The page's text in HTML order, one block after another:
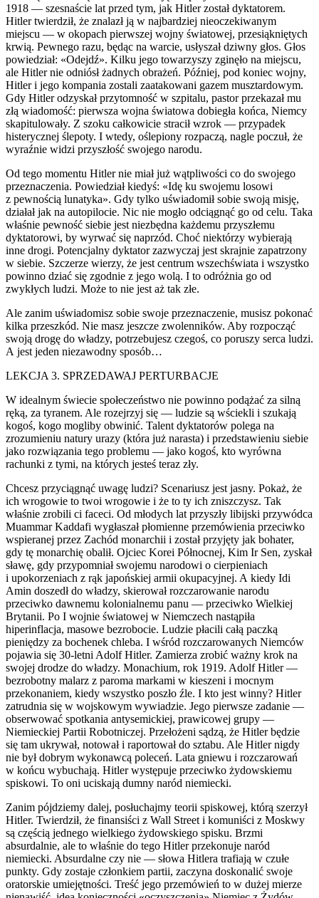
1918 — szesnaście lat przed tym, jak Hitler został dyktatorem.
Hitler twierdził, że znalazł ją w najbardziej nieoczekiwanym
miejscu — w okopach pierwszej wojny światowej, przesiąkniętych
krwią. Pewnego razu, będąc na warcie, usłyszał dziwny głos. Głos
powiedział: «Odejdź». Kilku jego towarzyszy zginęło na miejscu,
ale Hitler nie odniósł żadnych obrażeń. Później, pod koniec wojny,
Hitler i jego kompania zostali zaatakowani gazem musztardowym.
Gdy Hitler odzyskał przytomność w szpitalu, pastor przekazał mu
złą wiadomość: pierwsza wojna światowa dobiegła końca, Niemcy
skapitulowały. Z szoku całkowicie stracił wzrok — przypadek
histerycznej ślepoty. I wtedy, oślepiony rozpaczą, nagle poczuł, że
wyraźnie widzi przyszłość swojego narodu.
Od tego momentu Hitler nie miał już wątpliwości co do swojego
przeznaczenia. Powiedział kiedyś: «Idę ku swojemu losowi
z pewnością lunatyka». Gdy tylko uświadomił sobie swoją misję,
działał jak na autopilocie. Nic nie mogło odciągnąć go od celu. Taka
właśnie pewność siebie jest niezbędna każdemu przyszłemu
dyktatorowi, by wyrwać się naprzód. Choć niektórzy wybierają
inne drogi. Potencjalny dyktator zazwyczaj jest skrajnie zapatrzony
w siebie. Szczerze wierzy, że jest centrum wszechświata i wszystko
powinno dziać się zgodnie z jego wolą. I to odróżnia go od
zwykłych ludzi. Może to nie jest aż tak złe.
Ale zanim uświadomisz sobie swoje przeznaczenie, musisz pokonać
kilka przeszkód. Nie masz jeszcze zwolenników. Aby rozpocząć
swoją drogę do władzy, potrzebujesz czegoś, co poruszy serca ludzi.
A jest jeden niezawodny sposób…
LEKCJA 3. SPRZEDAWAJ PERTURBACJE
W idealnym świecie społeczeństwo nie powinno podążać za silną
ręką, za tyranem. Ale rozejrzyj się — ludzie są wściekli i szukają
kogoś, kogo mogliby obwinić. Talent dyktatorów polega na
zrozumieniu natury urazy (która już narasta) i przedstawieniu siebie
jako rozwiązania tego problemu — jako kogoś, kto wyrówna
rachunki z tymi, na których jesteś teraz zły.
Chcesz przyciągnąć uwagę ludzi? Scenariusz jest jasny. Pokaż, że
ich wrogowie to twoi wrogowie i że to ty ich zniszczysz. Tak
właśnie zrobili ci faceci. Od młodych lat przyszły libijski przywódca
Muammar Kaddafi wygłaszał płomienne przemówienia przeciwko
wspieranej przez Zachód monarchii i został przyjęty jak bohater,
gdy tę monarchię obalił. Ojciec Korei Północnej, Kim Ir Sen, zyskał
sławę, gdy przypomniał swojemu narodowi o cierpieniach
i upokorzeniach z rąk japońskiej armii okupacyjnej. A kiedy Idi
Amin doszedł do władzy, skierował rozczarowanie narodu
przeciwko dawnemu kolonialnemu panu — przeciwko Wielkiej
Brytanii. Po I wojnie światowej w Niemczech nastąpiła
hiperinflacja, masowe bezrobocie. Ludzie płacili całą paczką
pieniędzy za bochenek chleba. I wśród rozczarowanych Niemców
pojawia się 30-letni Adolf Hitler. Zamierza zrobić ważny krok na
swojej drodze do władzy. Monachium, rok 1919. Adolf Hitler —
bezrobotny malarz z paroma markami w kieszeni i mocnym
przekonaniem, kiedy wszystko poszło źle. I kto jest winny? Hitler
zatrudnia się w wojskowym wywiadzie. Jego pierwsze zadanie —
obserwować spotkania antysemickiej, prawicowej grupy —
Niemieckiej Partii Robotniczej. Przełożeni sądzą, że Hitler będzie
się tam ukrywał, notował i raportował do sztabu. Ale Hitler nigdy
nie był dobrym wykonawcą poleceń. Lata gniewu i rozczarowań
w końcu wybuchają. Hitler występuje przeciwko żydowskiemu
spiskowi. To oni uciskają dumny naród niemiecki.
Zanim pójdziemy dalej, posłuchajmy teorii spiskowej, którą szerzył
Hitler. Twierdził, że finansiści z Wall Street i komuniści z Moskwy
są częścią jednego wielkiego żydowskiego spisku. Brzmi
absurdalnie, ale to właśnie do tego Hitler przekonuje naród
niemiecki. Absurdalne czy nie — słowa Hitlera trafiają w czułe
punkty. Gdy zostaje członkiem partii, zaczyna doskonalić swoje
oratorskie umiejętności. Treść jego przemówień to w dużej mierze